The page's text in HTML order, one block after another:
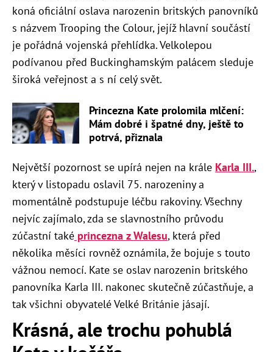
koná oficiální oslava narozenin britských panovníků
s názvem Trooping the Colour, jejíž hlavní součástí
je pořádná vojenská přehlídka. Velkolepou
podívanou před Buckinghamským palácem sleduje
široká veřejnost a s ní celý svět.
Princezna Kate prolomila mlčení:
Mám dobré i špatné dny, ještě to
potrvá, přiznala
Největší pozornost se upírá nejen na krále Karla III.,
který v listopadu oslavil 75. narozeniny a
momentálně podstupuje léčbu rakoviny. Všechny
nejvíc zajímalo, zda se slavnostního průvodu
zúčastní také princezna z Walesu, která před
několika měsíci rovněž oznámila, že bojuje s touto
vážnou nemocí. Kate se oslav narozenin britského
panovníka Karla III. nakonec skutečně zúčastňuje, a
tak všichni obyvatelé Velké Británie jásají.
Krásná, ale trochu pohublá